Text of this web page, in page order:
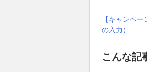
【キャンペ
の入力）
こんな記